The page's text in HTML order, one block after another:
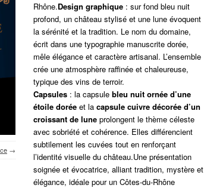
→
Rhône.Design graphique : sur fond bleu nuit
profond, un château stylisé et une lune évoquent
la sérénité et la tradition. Le nom du domaine,
écrit dans une typographie manuscrite dorée,
mêle élégance et caractère artisanal. L’ensemble
crée une atmosphère raffinée et chaleureuse,
typique des vins de terroir.
Capsules : la capsule bleu nuit ornée d’une
étoile dorée et la capsule cuivre décorée d’un
croissant de lune prolongent le thème céleste
avec sobriété et cohérence. Elles différencient
subtilement les cuvées tout en renforçant
l’identité visuelle du château.Une présentation
soignée et évocatrice, alliant tradition, mystère et
élégance, idéale pour un Côtes-du-Rhône